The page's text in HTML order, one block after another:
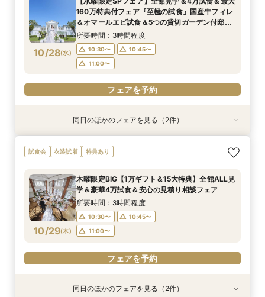
10/28(水)
160万特典付フェア『至極の試食』国産牛フィレ
＆オマールエビ試食＆5つの貸切ガーデン付邸宅
をゆったり見学できて安心♪
所要時間：3時間程度
10:30〜
10:45〜
11:00〜
フェアを予約
衣装試着 特典あり
10/28(水)
【緑に囲まれたガーデン挙式希望のお二人へ】2
名～80名までOK
10:30〜
10:40〜
11:00〜
フェアを予約
衣装試着
10/28(水)
【初めての見学もオススメ】全館見学＆見積もり
相談＆絶品試食付
10:30〜
10:45〜
11:00〜
11:15〜
フェアを予約
同日のほかのフェアを見る（2件）
試食会 衣装試着 特典あり
10/29(木)
木曜限定BIG【1万ギフト＆15大特典】全館ALL見
学＆豪華4万試食＆安心の見積り相談フェア
所要時間：3時間程度
10:30〜
10:45〜
11:00〜
フェアを予約
衣装試着 特典あり
衣装試着 特典あり
同日のほかのフェアを見る（2件）